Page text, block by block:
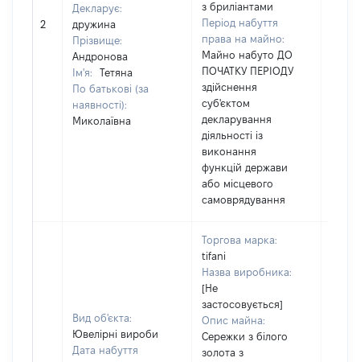
2
Декларує:
дружина
Прізвище:
Андронова
Ім'я:
Тетяна
По батькові (за
наявності):
Миколаївна
з бриліантами
Період набуття
права на майно:
Майно набуто ДО
ПОЧАТКУ ПЕРІОДУ
здійснення
суб'єктом
декларування
діяльності із
виконання
функцій держави
або місцевого
самоврядування
Вид об'єкта:
Ювелірні вироби
Дата набуття
Торгова марка:
tifani
Назва виробника:
[Не
застосовується]
Опис майна:
Сережки з білого
золота з